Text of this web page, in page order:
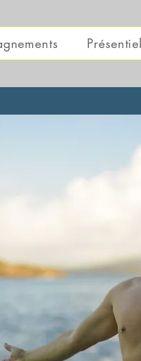
Présentiel